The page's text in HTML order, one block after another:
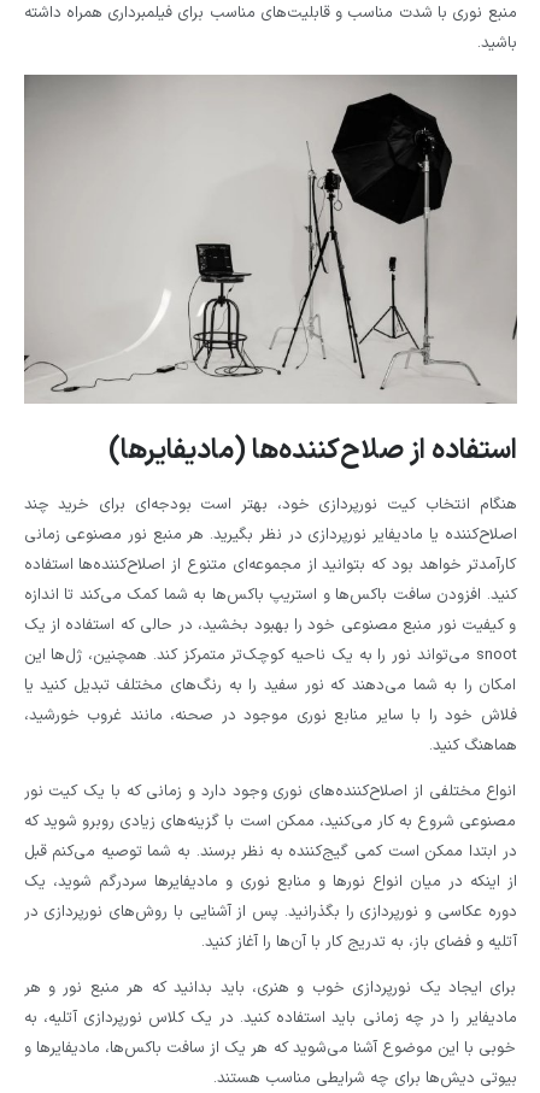
منبع نوری با شدت مناسب و قابلیت‌های مناسب برای فیلمبرداری همراه داشته
باشید.
استفاده از صلاح‌کننده‌ها (مادیفایرها)
هنگام انتخاب کیت نورپردازی خود، بهتر است بودجه‌ای برای خرید چند
اصلاح‌کننده یا مادیفایر نورپردازی در نظر بگیرید. هر منبع نور مصنوعی زمانی
کارآمدتر خواهد بود که بتوانید از مجموعه‌ای متنوع از اصلاح‌کننده‌ها استفاده
کنید. افزودن سافت باکس‌ها و استریپ باکس‌ها به شما کمک می‌کند تا اندازه
و کیفیت نور منبع مصنوعی خود را بهبود بخشید، در حالی که استفاده از یک
snoot می‌تواند نور را به یک ناحیه کوچک‌تر متمرکز کند. همچنین، ژل‌ها این
امکان را به شما می‌دهند که نور سفید را به رنگ‌های مختلف تبدیل کنید یا
فلاش خود را با سایر منابع نوری موجود در صحنه، مانند غروب خورشید،
هماهنگ کنید.
انواع مختلفی از اصلاح‌کننده‌های نوری وجود دارد و زمانی که با یک کیت نور
مصنوعی شروع به کار می‌کنید، ممکن است با گزینه‌های زیادی روبرو شوید که
در ابتدا ممکن است کمی گیج‌کننده به نظر برسند. به شما توصیه می‌کنم قبل
از اینکه در میان انواع نورها و منابع نوری و مادیفایرها سردرگم شوید، یک
دوره عکاسی و نورپردازی را بگذرانید. پس از آشنایی با روش‌های نورپردازی در
آتلیه و فضای باز، به تدریج کار با آن‌ها را آغاز کنید.
برای ایجاد یک نورپردازی خوب و هنری، باید بدانید که هر منبع نور و هر
مادیفایر را در چه زمانی باید استفاده کنید. در یک کلاس نورپردازی آتلیه، به
خوبی با این موضوع آشنا می‌شوید که هر یک از سافت باکس‌ها، مادیفایرها و
بیوتی دیش‌ها برای چه شرایطی مناسب هستند.